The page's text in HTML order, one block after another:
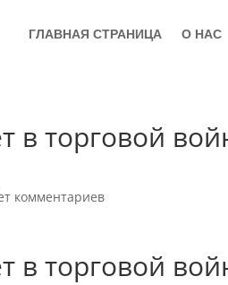
ГЛАВНАЯ СТРАНИЦА О НАС
в торговой
комментариев
в торговой